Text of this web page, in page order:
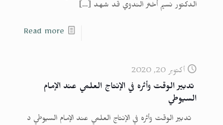
الدكتور نسيم أختر الندوي قد شهد […]
Read more
أكتوبر 20, 2020
تدبير الوقت وأثره في الإنتاج العلمي عند الإمام
السيوطي
تدبير الوقت وأثره في الإنتاج العلمي عند الإمام السيوطي د